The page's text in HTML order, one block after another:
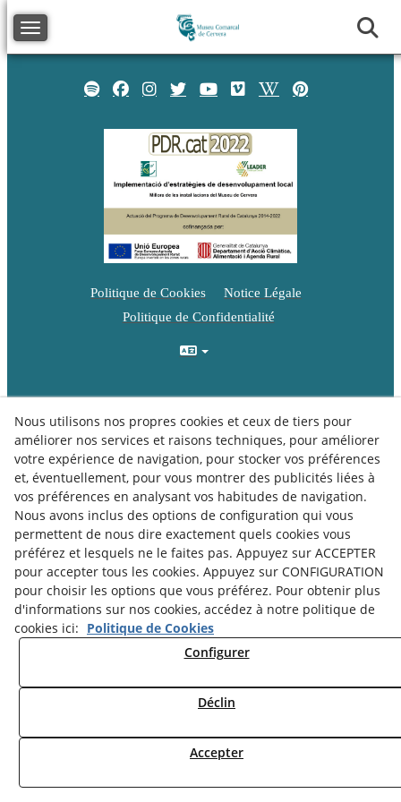
Toggle navigation
Notice Légale
Politique de Cookies
Politique de Confidentialité
Nous utilisons nos propres cookies et ceux de tiers pour
améliorer nos services et raisons techniques, pour améliorer
votre expérience de navigation, pour stocker vos préférences
et, éventuellement, pour vous montrer des publicités liées à
vos préférences en analysant vos habitudes de navigation.
Nous avons inclus des options de configuration qui vous
permettent de nous dire exactement quels cookies vous
préférez et lesquels ne le faites pas. Appuyez sur ACCEPTER
pour accepter tous les cookies. Appuyez sur CONFIGURATION
pour choisir les options que vous préférez. Pour obtenir plus
d'informations sur nos cookies, accédez à notre politique de
cookies ici: Politique de Cookies
Configurer
Déclin
Accepter